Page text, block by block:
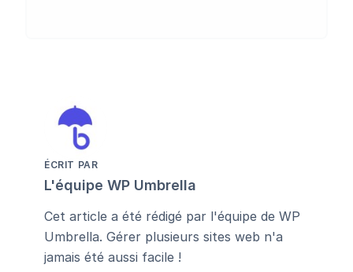
ÉCRIT PAR
L'équipe WP Umbrella
Cet article a été rédigé par l'équipe de WP
Umbrella. Gérer plusieurs sites web n'a
jamais été aussi facile !